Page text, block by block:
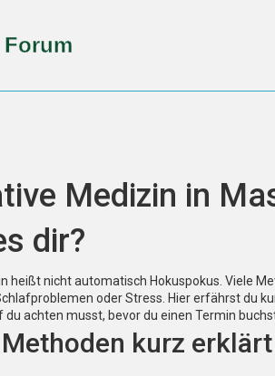
Medizin in
dir?
heißt nicht automatisch Hokuspokus. Viele
oder Stress. Hier erfährst du
achten musst, bevor du einen Termin
kurz erklärt